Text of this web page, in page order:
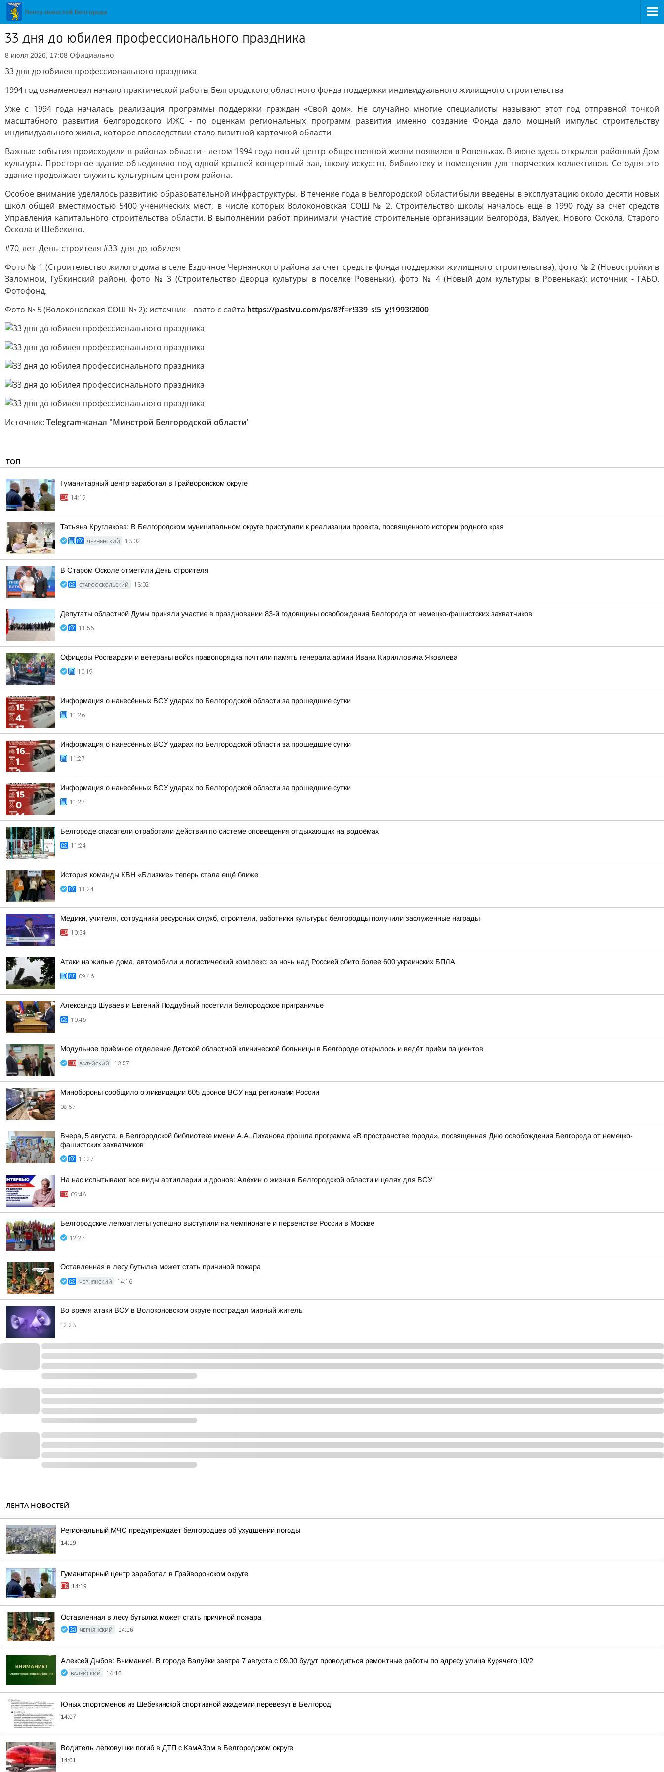
33 дня до юбилея профессионального праздника
8 июля 2026, 17:08 Официально
33 дня до юбилея профессионального праздника
1994 год ознаменовал начало практической работы Белгородского областного фонда поддержки индивидуального жилищного строительства
Уже с 1994 года началась реализация программы поддержки граждан «Свой дом». Не случайно многие специалисты называют этот год отправной точкой
масштабного развития белгородского ИЖС - по оценкам региональных программ развития именно создание Фонда дало мощный импульс строительству
индивидуального жилья, которое впоследствии стало визитной карточкой области.
Важные события происходили в районах области - летом 1994 года новый центр общественной жизни появился в Ровеньках. В июне здесь открылся районный Дом
культуры. Просторное здание объединило под одной крышей концертный зал, школу искусств, библиотеку и помещения для творческих коллективов. Сегодня это
здание продолжает служить культурным центром района.
Особое внимание уделялось развитию образовательной инфраструктуры. В течение года в Белгородской области были введены в эксплуатацию около десяти новых
школ общей вместимостью 5400 ученических мест, в числе которых Волоконовская СОШ № 2. Строительство школы началось еще в 1990 году за счет средств
Управления капитального строительства области. В выполнении работ принимали участие строительные организации Белгорода, Валуек, Нового Оскола, Старого
Оскола и Шебекино.
#70_лет_День_строителя #33_дня_до_юбилея
Фото № 1 (Строительство жилого дома в селе Ездочное Чернянского района за счет средств фонда поддержки жилищного строительства), фото № 2 (Новостройки в
Заломном, Губкинский район), фото № 3 (Строительство Дворца культуры в поселке Ровеньки), фото № 4 (Новый дом культуры в Ровеньках): источник - ГАБО.
Фотофонд.
Фото № 5 (Волоконовская СОШ № 2): источник – взято с сайта https://pastvu.com/ps/8?f=r!339_s!5_y!1993!2000
Источник: Telegram-канал "Минстрой Белгородской области"
ТОП
Гуманитарный центр заработал в Грайворонском округе
14:19
Татьяна Круглякова: В Белгородском муниципальном округе приступили к реализации проекта, посвященного истории родного края
ЧЕРНЯНСКИЙ 13:02
В Старом Осколе отметили День строителя
СТАРООСКОЛЬСКИЙ 13:02
Депутаты областной Думы приняли участие в праздновании 83-й годовщины освобождения Белгорода от немецко-фашистских захватчиков
11:56
Офицеры Росгвардии и ветераны войск правопорядка почтили память генерала армии Ивана Кирилловича Яковлева
10:19
Информация о нанесённых ВСУ ударах по Белгородской области за прошедшие сутки
11:26
Информация о нанесённых ВСУ ударах по Белгородской области за прошедшие сутки
11:27
Информация о нанесённых ВСУ ударах по Белгородской области за прошедшие сутки
11:27
Белгороде спасатели отработали действия по системе оповещения отдыхающих на водоёмах
11:24
История команды КВН «Близкие» теперь стала ещё ближе
11:24
Медики, учителя, сотрудники ресурсных служб, строители, работники культуры: белгородцы получили заслуженные награды
10:54
Атаки на жилые дома, автомобили и логистический комплекс: за ночь над Россией сбито более 600 украинских БПЛА
09:46
Александр Шуваев и Евгений Поддубный посетили белгородское приграничье
10:46
Модульное приёмное отделение Детской областной клинической больницы в Белгороде открылось и ведёт приём пациентов
ВАЛУЙСКИЙ 13:57
Минобороны сообщило о ликвидации 605 дронов ВСУ над регионами России
08:57
Вчера, 5 августа, в Белгородской библиотеке имени А.А. Лиханова прошла программа «В пространстве города», посвященная Дню освобождения Белгорода от немецко-
фашистских захватчиков
10:27
На нас испытывают все виды артиллерии и дронов: Алёхин о жизни в Белгородской области и целях для ВСУ
09:46
Белгородские легкоатлеты успешно выступили на чемпионате и первенстве России в Москве
12:27
Оставленная в лесу бутылка может стать причиной пожара
ЧЕРНЯНСКИЙ 14:16
Во время атаки ВСУ в Волоконовском округе пострадал мирный житель
12:23
ЛЕНТА НОВОСТЕЙ
Региональный МЧС предупреждает белгородцев об ухудшении погоды
14:19
Гуманитарный центр заработал в Грайворонском округе
14:19
Оставленная в лесу бутылка может стать причиной пожара
ЧЕРНЯНСКИЙ 14:16
Алексей Дыбов: Внимание!. В городе Валуйки завтра 7 августа с 09.00 будут проводиться ремонтные работы по адресу улица Курячего 10/2
ВАЛУЙСКИЙ 14:16
Юных спортсменов из Шебекинской спортивной академии перевезут в Белгород
14:07
Водитель легковушки погиб в ДТП с КамАЗом в Белгородском округе
14:01